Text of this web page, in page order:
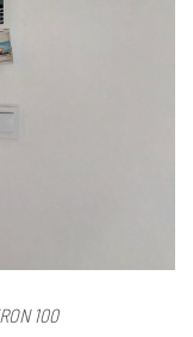
100